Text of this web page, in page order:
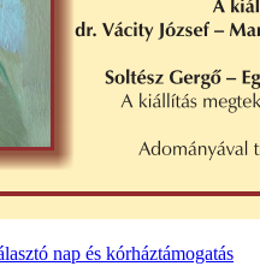
nap és kórháztámogatás